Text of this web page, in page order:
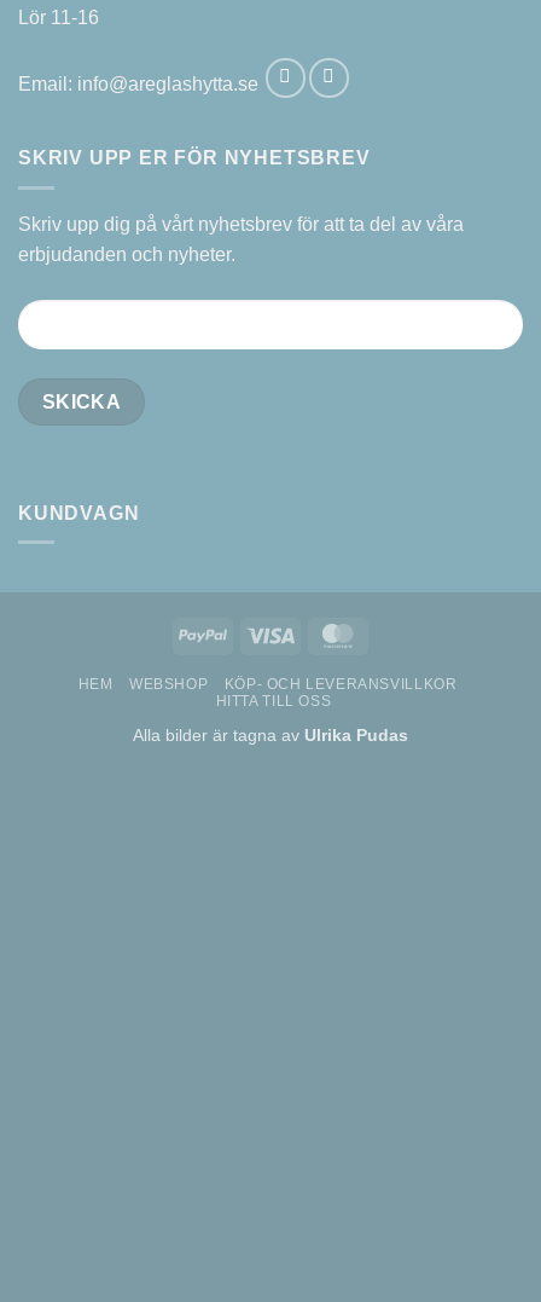
Lör 11-16
Email: info@areglashytta.se
SKRIV UPP ER FÖR NYHETSBREV
Skriv upp dig på vårt nyhetsbrev för att ta del av våra
erbjudanden och nyheter.
KUNDVAGN
PayPal Visa
HEM WEBSHOP
KÖP- OCH LEVERANSVILLKOR
HITTA TILL OSS
Alla bilder är tagna av Ulrika Pudas